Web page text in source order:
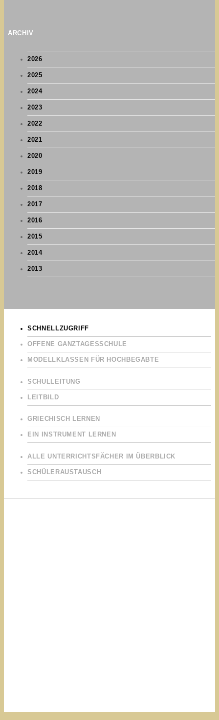
ARCHIV
2026
2025
2024
2023
2022
2021
2020
2019
2018
2017
2016
2015
2014
2013
SCHNELLZUGRIFF
OFFENE GANZTAGESSCHULE
MODELLKLASSEN FÜR HOCHBEGABTE
SCHULLEITUNG
LEITBILD
GRIECHISCH LERNEN
EIN INSTRUMENT LERNEN
ALLE UNTERRICHTSFÄCHER IM ÜBERBLICK
SCHÜLERAUSTAUSCH